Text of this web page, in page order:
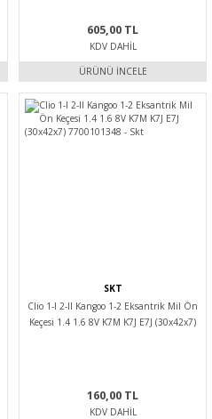
605,00 TL
KDV DAHIL
ÜRÜNÜ İNCELE
SKT
Clio 1-I 2-II Kangoo 1-2 Eksantrik Mil Ön
Keçesi 1.4 1.6 8V K7M K7J E7J (30x42x7)
160,00 TL
KDV DAHIL